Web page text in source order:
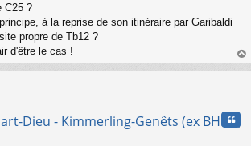
C25 ?
à la reprise de son itinéraire par Garibaldi
propre de Tb12 ?
d'être le cas !
au
Dieu - Kimmerling-Genêts (ex BHNS)